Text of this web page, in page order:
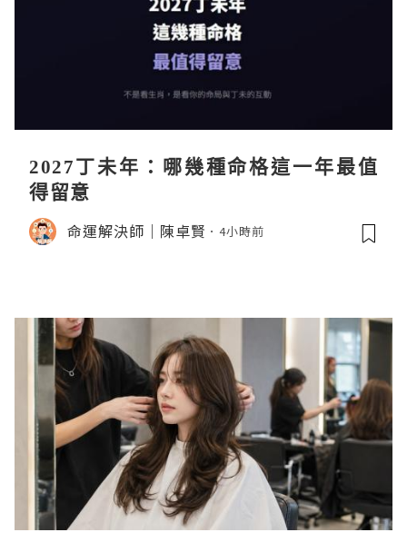
2027丁未年：哪幾種命格這一年最值
得留意
命運解決師｜陳卓賢 4小時前